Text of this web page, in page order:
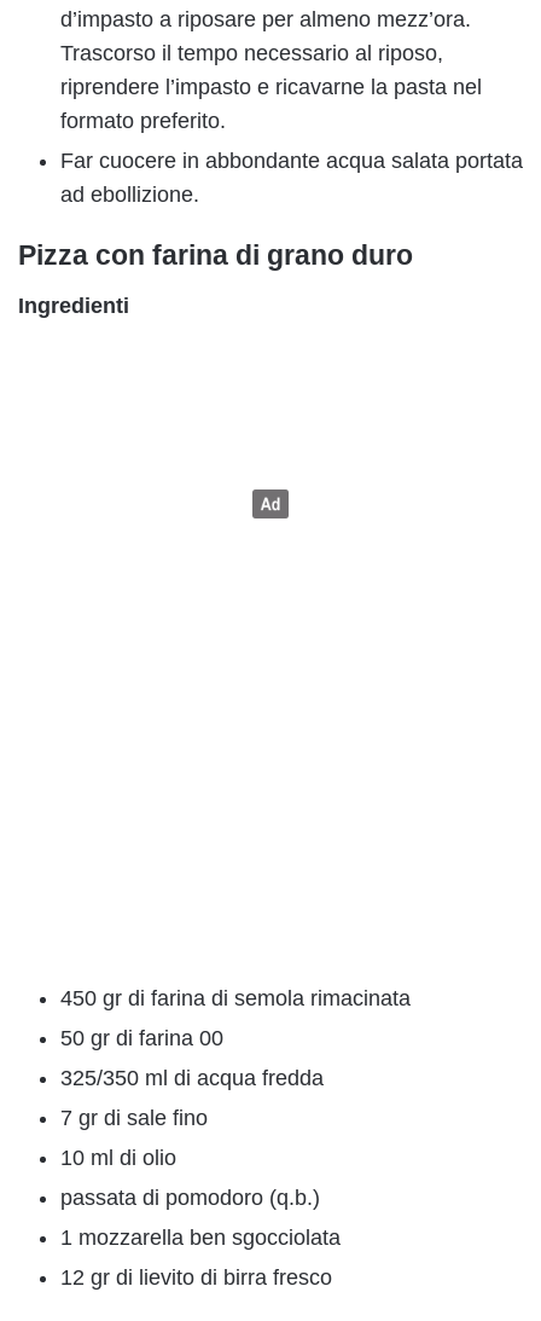
d’impasto a riposare per almeno mezz’ora.
Trascorso il tempo necessario al riposo,
riprendere l’impasto e ricavarne la pasta nel
formato preferito.
Far cuocere in abbondante acqua salata portata
ad ebollizione.
Pizza con farina di grano duro
Ingredienti
450 gr di farina di semola rimacinata
50 gr di farina 00
325/350 ml di acqua fredda
7 gr di sale fino
10 ml di olio
passata di pomodoro (q.b.)
1 mozzarella ben sgocciolata
12 gr di lievito di birra fresco